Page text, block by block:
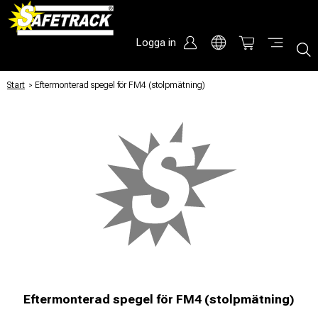
Logga in
Start / Eftermonterad spegel för FM4 (stolpmätning)
Eftermonterad spegel för FM4 (stolpmätning)